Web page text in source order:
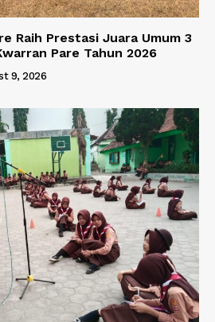
Raih Prestasi Juara Umum 3
Pare Tahun 2026
9, 2026